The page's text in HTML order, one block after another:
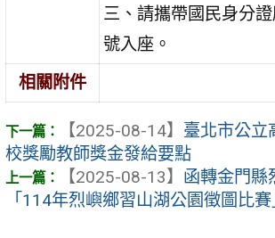
三、請攜帶國民身分
號入座。
相關附件
【2025-08-14】 臺北市公立
校獎勵教師獎金發給要點
【2025-08-13】 函轉金門縣
「114年烈嶼鄉習山湖公園徵圖比賽